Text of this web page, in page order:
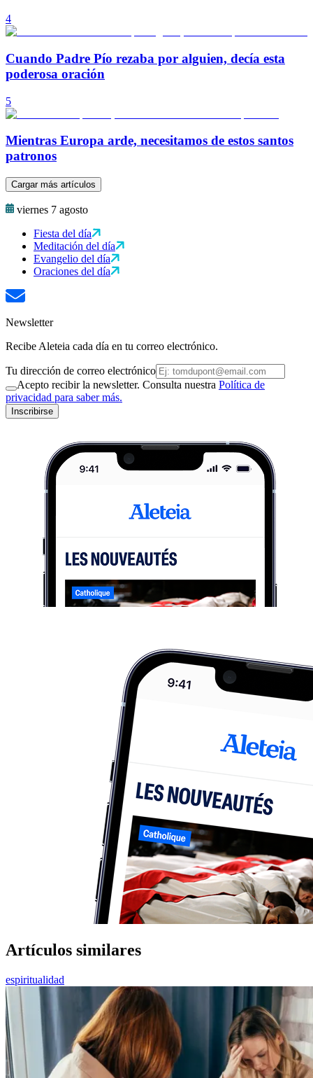
4
Cuando Padre Pío rezaba por alguien, decía esta
poderosa oración
5
Mientras Europa arde, necesitamos de estos santos
patronos
Cargar más artículos
viernes 7 agosto
Fiesta del día
Meditación del día
Evangelio del día
Oraciones del día
Newsletter
Recibe Aleteia cada día en tu correo electrónico.
Tu dirección de correo electrónico
Acepto recibir la newsletter. Consulta nuestra Política de
privacidad para saber más.
Inscribirse
Artículos similares
espiritualidad